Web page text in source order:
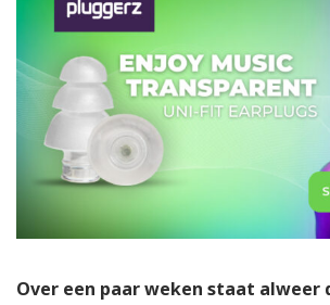
Over een paar weken staat alweer